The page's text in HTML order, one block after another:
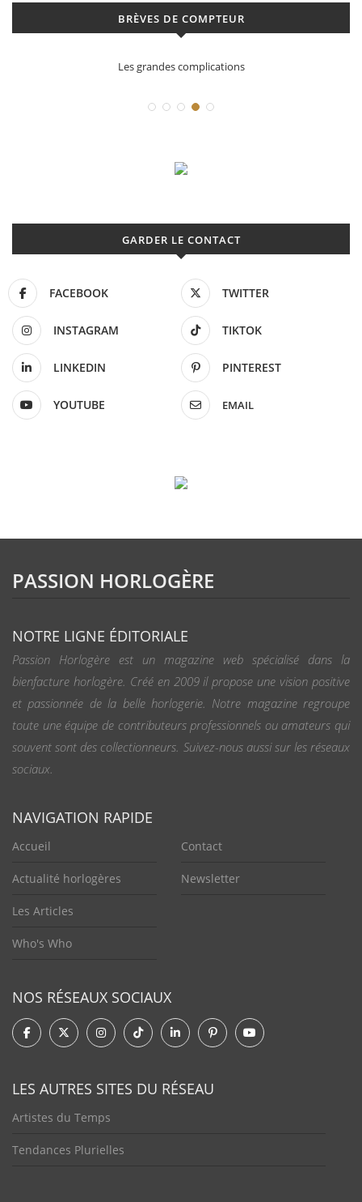
BRÈVES DE COMPTEUR
Les grandes complications
GARDER LE CONTACT
FACEBOOK TWITTER
INSTAGRAM TIKTOK
LINKEDIN PINTEREST
YOUTUBE EMAIL
PASSION HORLOGÈRE
NOTRE LIGNE ÉDITORIALE
Passion Horlogère est un magazine web spécialisé dans la
bienfacture horlogère. Créé en 2009 il propose une vision positive
et passionnée de la belle horlogerie. Notre magazine regroupe
toute une équipe de contributeurs professionnels ou amateurs qui
souvent sont des collectionneurs. Suivez-nous aussi sur les réseaux
sociaux.
NAVIGATION RAPIDE
Accueil
Actualité horlogères
Les Articles
Who's Who
Contact
Newsletter
NOS RÉSEAUX SOCIAUX
LES AUTRES SITES DU RÉSEAU
Artistes du Temps
Tendances Plurielles